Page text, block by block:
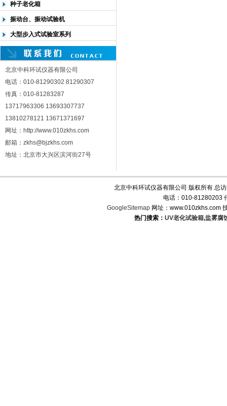
种子老化箱
振动台、振动试验机
大型步入式试验室系列
北京中科环试仪器有限公司
电话：010-81290302 81290307
传真：010-81283287
13717963306 13693307737
13810278121 13671371697
网址：http://www.010zkhs.com
邮箱：zkhs@bjzkhs.com
地址：北京市大兴区滨河街27号
北京中科环试仪器有限公司 版权所有 总
电话：010-81280203
GoogleSitemap 网址：www.010zkhs.com
热门搜索： UV老化试验箱,盐雾腐